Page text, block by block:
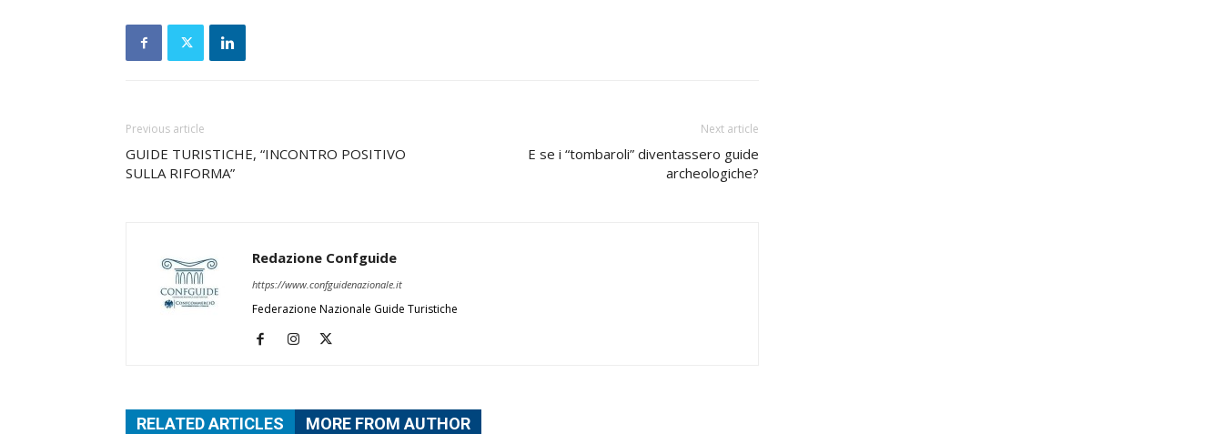
Previous article
GUIDE TURISTICHE, “INCONTRO POSITIVO
SULLA RIFORMA”
Next article
E se i “tombaroli” diventassero guide
archeologiche?
Redazione Confguide
https://www.confguidenazionale.it
Federazione Nazionale Guide Turistiche
RELATED ARTICLES MORE FROM AUTHOR